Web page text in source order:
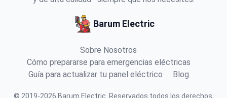
Barum Electric
Sobre Nosotros
Cómo prepararse para emergencias eléctricas
Guía para actualizar tu panel eléctrico
Blog
© 2019-2026 Barum Electric Reservados todos los derechos.